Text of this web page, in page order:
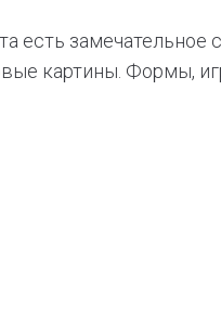
есть замечательное
картины. Формы,